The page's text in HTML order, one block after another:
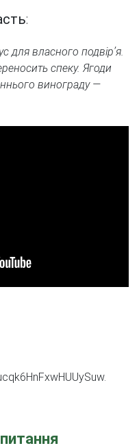
:
для власного подвір’я.
спеку. Ягоди
винограду —